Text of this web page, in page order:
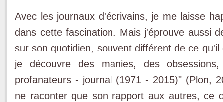
Avec les journaux d'écrivains, je me laisse
dans cette fascination. Mais j'éprouve aussi
sur son quotidien, souvent différent de ce
je découvre des manies, des
profanateurs - journal (1971 - 2015)" (Plon,
ne raconter que son rapport aux autres, ce